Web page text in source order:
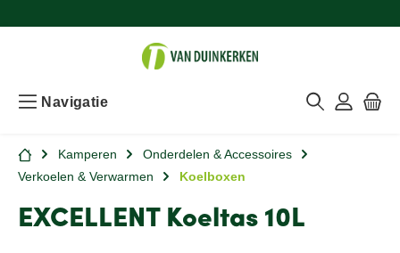
Navigatie
Kamperen
Onderdelen & Accessoires
Verkoelen & Verwarmen
Koelboxen
EXCELLENT Koeltas 10L